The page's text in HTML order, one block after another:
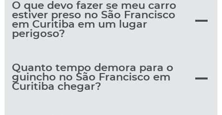
O que devo fazer se meu carro
estiver preso no São Francisco
em Curitiba em um lugar
perigoso?
Quanto tempo demora para o
guincho no São Francisco em
Curitiba chegar?